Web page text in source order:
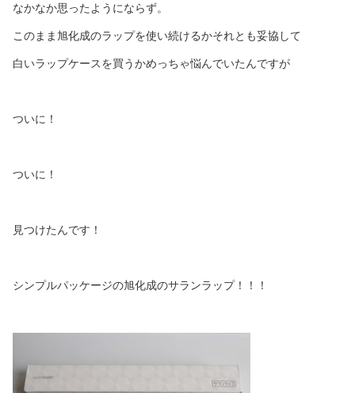
なかなか思ったようにならず。
このまま旭化成のラップを使い続けるかそれとも妥協して
白いラップケースを買うかめっちゃ悩んでいたんですが
ついに！
ついに！
見つけたんです！
シンプルパッケージの旭化成のサランラップ！！！